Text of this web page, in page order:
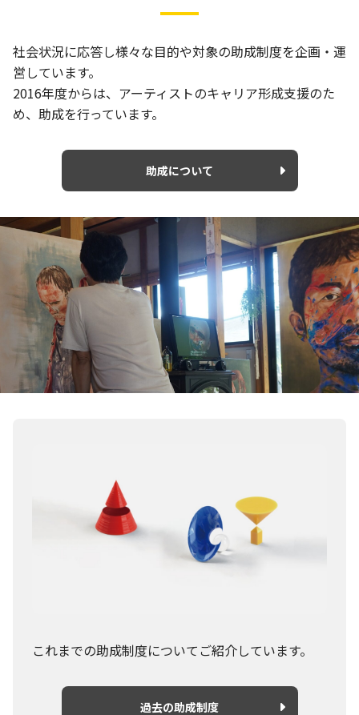
社会状況に応答し様々な目的や対象の助成制度を企画・運
営しています。
2016年度からは、アーティストのキャリア形成支援のた
め、助成を行っています。
助成について
これまでの助成制度についてご紹介しています。
過去の助成制度